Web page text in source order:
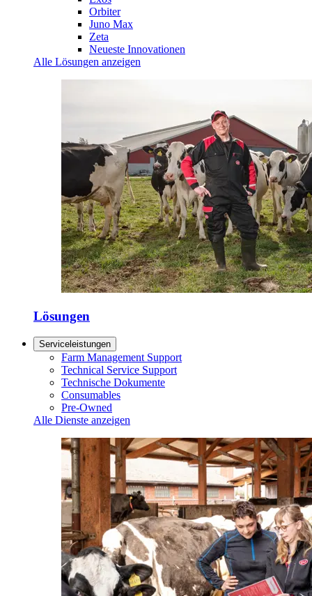
Orbiter
Juno Max
Zeta
Neueste Innovationen
Alle Lösungen anzeigen
Lösungen
Serviceleistungen
Farm Management Support
Technical Service Support
Technische Dokumente
Consumables
Pre-Owned
Alle Dienste anzeigen